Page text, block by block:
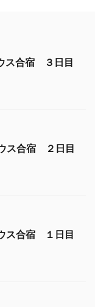
ス合宿 ３日目
ス合宿 ２日目
ス合宿 １日目